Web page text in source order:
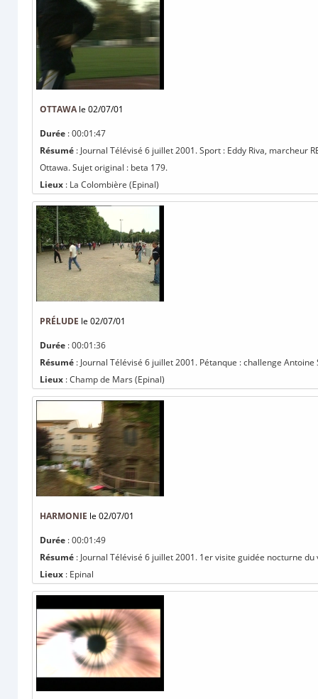
OTTAWA le 02/07/01
Durée : 00:01:47
Résumé : Journal Télévisé 6 juillet 2001. Sport : Eddy Riva, marcheur
Ottawa. Sujet original : beta 179.
Lieux : La Colombière (Epinal)
PRÉLUDE le 02/07/01
Durée : 00:01:36
Résumé : Journal Télévisé 6 juillet 2001. Pétanque : challenge
Lieux : Champ de Mars (Epinal)
HARMONIE le 02/07/01
Durée : 00:01:49
Résumé : Journal Télévisé 6 juillet 2001. 1er visite guidée nocturne
Lieux : Epinal